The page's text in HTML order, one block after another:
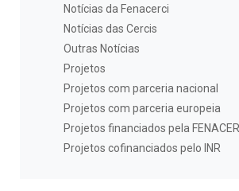
Notícias da Fenacerci
Notícias das Cercis
Outras Notícias
Projetos
Projetos com parceria nacional
Projetos com parceria europeia
Projetos financiados pela
Projetos cofinanciados pelo INR